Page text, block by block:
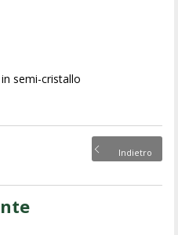
semi-cristallo
Indietro